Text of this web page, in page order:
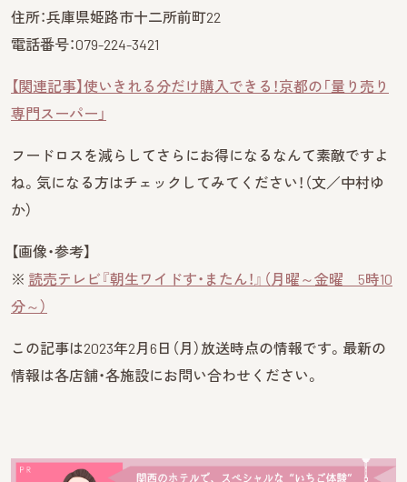
住所：兵庫県姫路市十二所前町22
電話番号：079-224-3421
【関連記事】使いきれる分だけ購入できる！京都の「量り売り
専門スーパー」
フードロスを減らしてさらにお得になるなんて素敵ですよ
ね。気になる方はチェックしてみてください！（文／中村ゆ
か）
【画像・参考】
※ 読売テレビ『朝生ワイドす・またん！』（月曜～金曜 5時10
分～）
この記事は2023年2月6日（月）放送時点の情報です。最新の
情報は各店舗・各施設にお問い合わせください。